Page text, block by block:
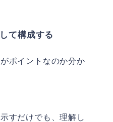
て構成する
ポイントなのか分か
すだけでも、理解し